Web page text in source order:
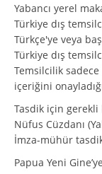
Yabancı yerel
Türkiye dış
Türkçe'ye veya
Türkiye dış
Temsilcilik
içeriğini
Tasdik için gerekli
Nüfus Cüzdanı
İmza-mühür
Papua Yeni